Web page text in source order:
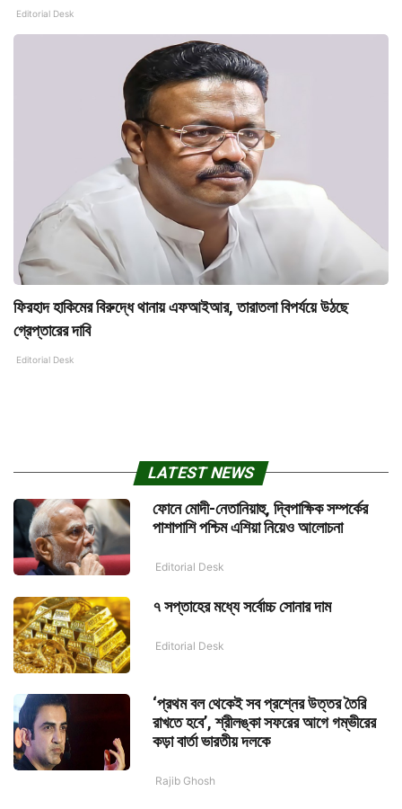
Editorial Desk
ফিরহাদ হাকিমের বিরুদ্ধে থানায় এফআইআর, তারাতলা বিপর্যয়ে উঠছে
গ্রেপ্তারের দাবি
Editorial Desk
LATEST NEWS
ফোনে মোদী-নেতানিয়াহু, দ্বিপাক্ষিক সম্পর্কের
পাশাপাশি পশ্চিম এশিয়া নিয়েও আলোচনা
Editorial Desk
৭ সপ্তাহের মধ্যে সর্বোচ্চ সোনার দাম
Editorial Desk
‘প্রথম বল থেকেই সব প্রশ্নের উত্তর তৈরি
রাখতে হবে’, শ্রীলঙ্কা সফরের আগে গম্ভীরের
কড়া বার্তা ভারতীয় দলকে
Rajib Ghosh